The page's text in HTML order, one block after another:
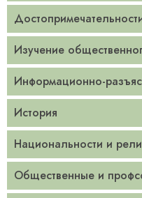
Изучение
Информационно-
История
Национальности и
Общественные и